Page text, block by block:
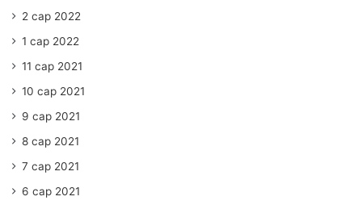
2 сар 2022
1 сар 2022
11 сар 2021
10 сар 2021
9 сар 2021
8 сар 2021
7 сар 2021
6 сар 2021